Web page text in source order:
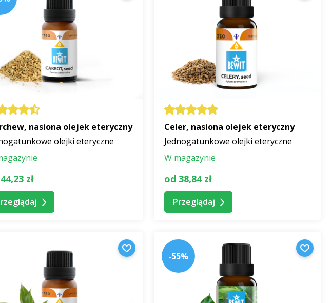
nasiona olejek eteryczny
olejki eteryczne
zł
Celer, nasiona olejek eteryczny
Jednogatunkowe olejki eteryczne
W magazynie
od 38,84 zł
Przeglądaj
-55%